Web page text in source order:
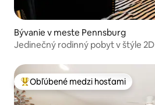
Bývanie v meste Pennsburg
Jedinečný rodinný pobyt v štýle 2D
Najobľúbenejšie medzi hosťami
Obľúbené medzi hosťami